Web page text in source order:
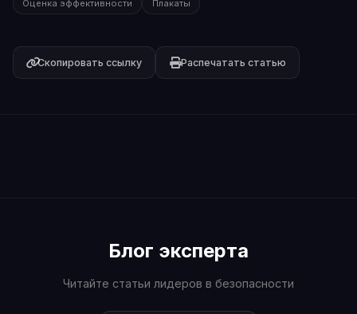
Оценка эффективности Плакаты
Скопировать ссылку Распечатать статью
Блог эксперта
Читайте статьи лидеров в безопасности